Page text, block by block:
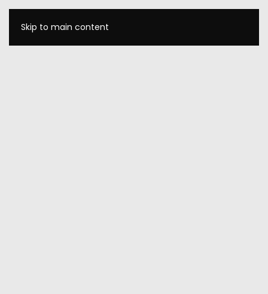
Skip to main content